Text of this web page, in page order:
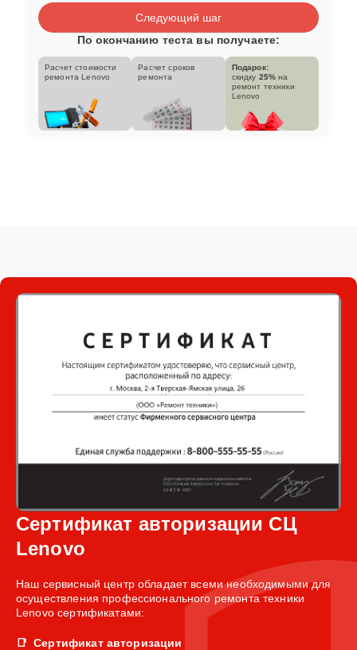
Следующий шаг
По окончанию теста вы получаете:
Расчет стоимости
ремонта Lenovo
Расчет сроков
ремонта
Подарок:
скидку 25% на
ремонт техники
Lenovo
Сертификат авторизации СЦ
Lenovo
Наш сервисный центр обладает всеми необходимыми для
осуществления профессионального ремонта техники
Lenovo сертификатами:
Сертификат авторизации